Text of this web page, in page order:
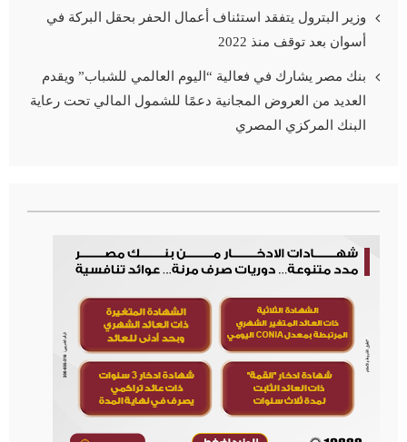
وزير البترول يتفقد استئناف أعمال الحفر بحقل البركة في
أسوان بعد توقف منذ 2022
بنك مصر يشارك في فعالية “اليوم العالمي للشباب” ويقدم
العديد من العروض المجانية دعمًا للشمول المالي تحت رعاية
البنك المركزي المصري